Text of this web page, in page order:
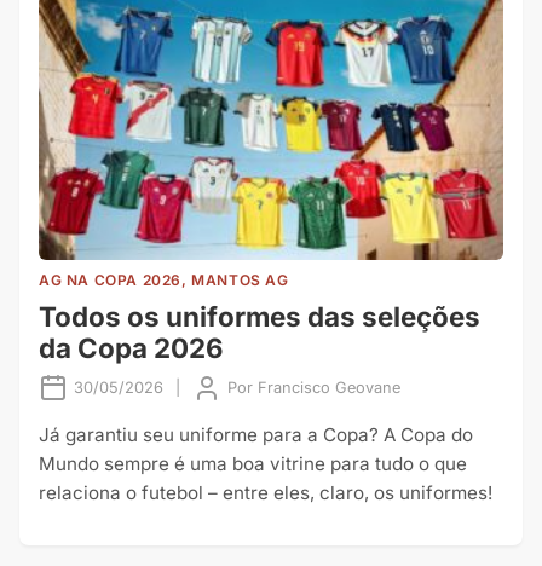
AG NA COPA 2026, MANTOS AG
Todos os uniformes das seleções
da Copa 2026
30/05/2026 Por Francisco Geovane
Já garantiu seu uniforme para a Copa? A Copa do
Mundo sempre é uma boa vitrine para tudo o que
relaciona o futebol – entre eles, claro, os uniformes!